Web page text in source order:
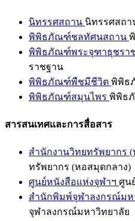
นิทรรศสถาน นิทรรศสถา
พิพิธภัณฑ์ชลทัศนสถาน
พิพิธภัณฑ์พระจุฑาธุชรา
ราชฐาน
พิพิธภัณฑ์พืชมีชีวิต พิพิธ
พิพิธภัณฑ์สมุนไพร พิพิธ
สารสนเทศและการสื่อสาร
สำนักงานวิทยทรัพยากร
ทรัพยากร (หอสมุดกลาง)
ศูนย์หนังสือแห่งจุฬาฯ ศูน
สำนักพิมพ์จุฬาลงกรณ์มห
จุฬาลงกรณ์มหาวิทยาลัย